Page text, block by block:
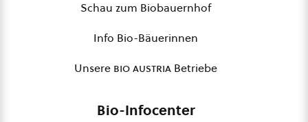
Schau zum Biobauernhof
Info Bio-Bäuerinnen
Unsere bio austria Betriebe
Bio-Infocenter